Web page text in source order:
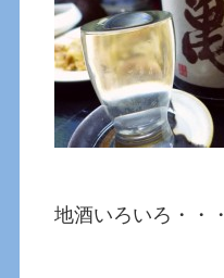
地酒いろいろ・・・